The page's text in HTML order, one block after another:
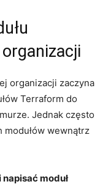
organizacji​ zaczyna
Terraform do
Jednak często
wewnątrz
moduł‍